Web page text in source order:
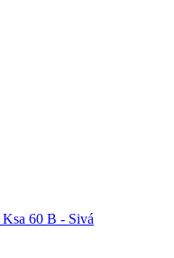
60 B - Sivá